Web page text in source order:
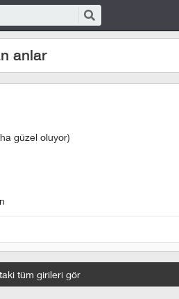
anlar
güzel oluyor)
tüm girileri gör